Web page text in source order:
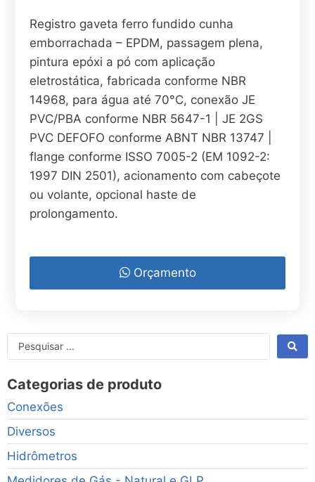
Registro gaveta ferro fundido cunha
emborrachada – EPDM, passagem plena,
pintura epóxi a pó com aplicação
eletrostática, fabricada conforme NBR
14968, para água até 70°C, conexão JE
PVC/PBA conforme NBR 5647-1 | JE 2GS
PVC DEFOFO conforme ABNT NBR 13747 |
flange conforme ISSO 7005-2 (EM 1092-2:
1997 DIN 2501), acionamento com cabeçote
ou volante, opcional haste de
prolongamento.
Orçamento
Categorias de produto
Conexões
Diversos
Hidrômetros